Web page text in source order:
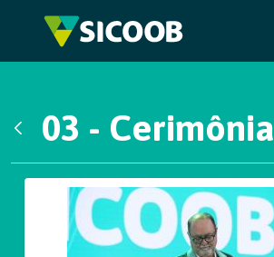
Pular para o Conteúdo principal
03 - Cerimônia
Galeria de Mídias